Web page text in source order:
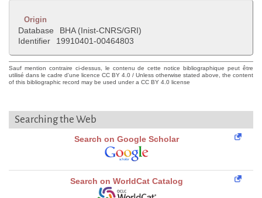
Origin
Database
BHA (Inist-CNRS/GRI)
Identifier
19910401-00464803
Sauf mention contraire ci-dessus, le contenu de cette notice bibliographique peut être
utilisé dans le cadre d'une licence CC BY 4.0 / Unless otherwise stated above, the content
of this bibliographic record may be used under a CC BY 4.0 license
Searching the Web
Search on Google Scholar
Search on WorldCat Catalog